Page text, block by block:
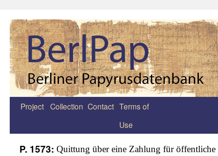
Zum
Project Collection Contact Terms of
Use
P. 1573: Quittung über eine Zahlung für öffentliche